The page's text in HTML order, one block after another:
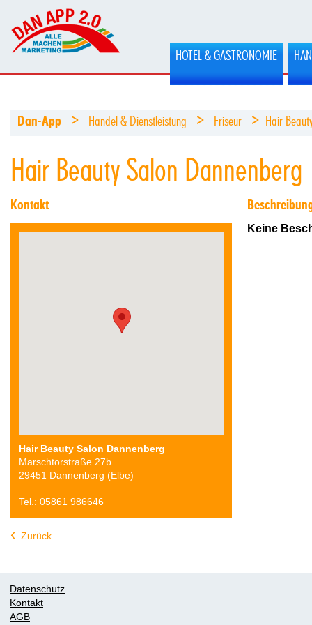
HOTEL & GASTRONOMIE
Dan-App > Handel & Dienstleistung > Friseur > Hair
Hair Beauty Salon Dannenberg
Kontakt
Hair Beauty Salon Dannenberg
Marschtorstraße 27b
29451 Dannenberg (Elbe)
Tel.: 05861 986646
Keine
Zurück
Datenschutz
Kontakt
AGB